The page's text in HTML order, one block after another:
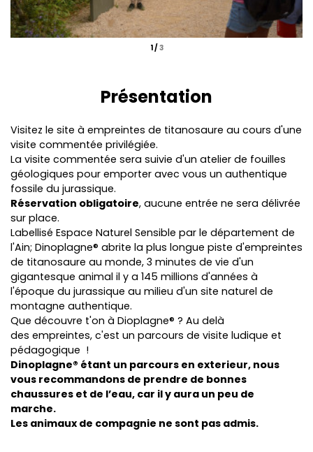
1/3
Présentation
Visitez le site à empreintes de titanosaure au cours d'une
visite commentée privilégiée.
La visite commentée sera suivie d'un atelier de fouilles
géologiques pour emporter avec vous un authentique
fossile du jurassique.
Réservation obligatoire, aucune entrée ne sera délivrée
sur place.
Labellisé Espace Naturel Sensible par le département de
l'Ain; Dinoplagne® abrite la plus longue piste d'empreintes
de titanosaure au monde, 3 minutes de vie d'un
gigantesque animal il y a 145 millions d'années à
l'époque du jurassique au milieu d'un site naturel de
montagne authentique.
Que découvre t'on à Dioplagne® ? Au delà
des empreintes, c'est un parcours de visite ludique et
pédagogique !
Dinoplagne® étant un parcours en exterieur, nous
vous recommandons de prendre de bonnes
chaussures et de l’eau, car il y aura un peu de
marche.
Les animaux de compagnie ne sont pas admis.